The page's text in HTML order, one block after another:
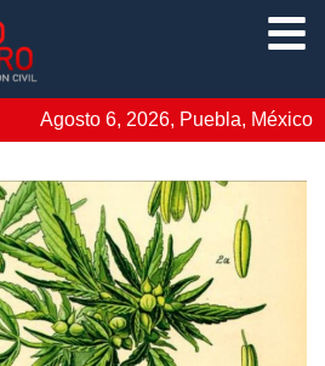
Agosto 6, 2026, Puebla, México